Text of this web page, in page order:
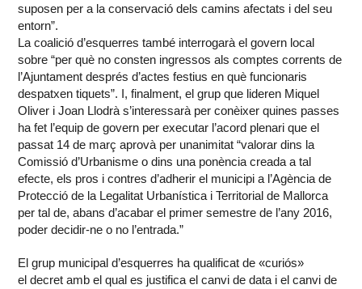
suposen per a la conservació dels camins afectats i del seu
entorn”.
La coalició d’esquerres també interrogarà el govern local
sobre “per què no consten ingressos als comptes corrents de
l’Ajuntament després d’actes festius en què funcionaris
despatxen tiquets”. I, finalment, el grup que lideren Miquel
Oliver i Joan Llodrà s’interessarà per conèixer quines passes
ha fet l’equip de govern per executar l’acord plenari que el
passat 14 de març aprovà per unanimitat “valorar dins la
Comissió d’Urbanisme o dins una ponència creada a tal
efecte, els pros i contres d’adherir el municipi a l’Agència de
Protecció de la Legalitat Urbanística i Territorial de Mallorca
per tal de, abans d’acabar el primer semestre de l’any 2016,
poder decidir-ne o no l’entrada.”
El grup municipal d’esquerres ha qualificat de «curiós»
el decret amb el qual es justifica el canvi de data i el canvi de